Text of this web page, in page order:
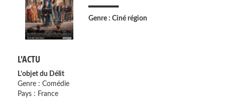
Genre : Ciné région
L'ACTU
L’objet du Délit
Genre : Comédie
Pays : France